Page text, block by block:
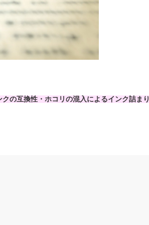
の互換性・ホコリの混入によるインク詰まり